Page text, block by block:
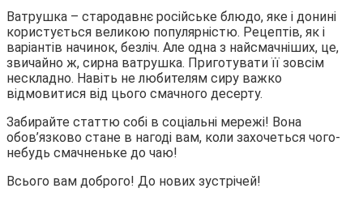
Ватрушка – стародавнє російське блюдо, яке і донині
користується великою популярністю. Рецептів, як і
варіантів начинок, безліч. Але одна з найсмачніших, це,
звичайно ж, сирна ватрушка. Приготувати її зовсім
нескладно. Навіть не любителям сиру важко
відмовитися від цього смачного десерту.
Забирайте статтю собі в соціальні мережі! Вона
обов’язково стане в нагоді вам, коли захочеться чого-
небудь смачненьке до чаю!
Всього вам доброго! До нових зустрічей!